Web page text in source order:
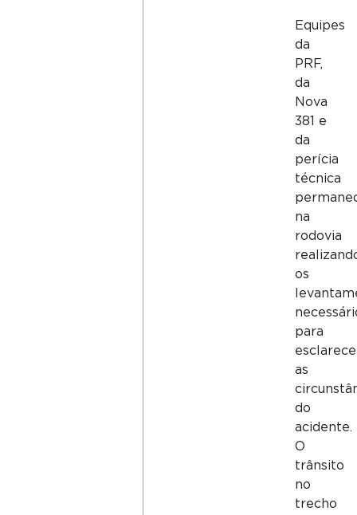
Equipes
da
PRF,
da
Nova
381 e
da
perícia
técnica
na
rodovia
os
para
as
do
acidente.
O
trânsito
no
trecho